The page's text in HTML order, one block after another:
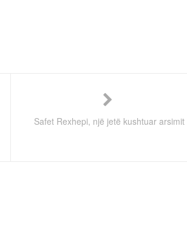
Safet Rexhepi, një jetë kushtuar arsimit